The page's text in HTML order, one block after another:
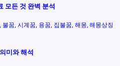
모든 것 완벽 분석
불꿈 시계꿈 용꿈 집불꿈 해몽 해몽상징
미와 해석